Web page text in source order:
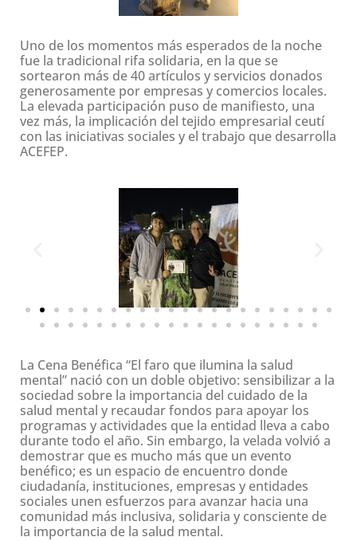
Uno de los momentos más esperados de la noche
fue la tradicional rifa solidaria, en la que se
sortearon más de 40 artículos y servicios donados
generosamente por empresas y comercios locales.
La elevada participación puso de manifiesto, una
vez más, la implicación del tejido empresarial ceutí
con las iniciativas sociales y el trabajo que desarrolla
ACEFEP.
La Cena Benéfica “El faro que ilumina la salud
mental” nació con un doble objetivo: sensibilizar a la
sociedad sobre la importancia del cuidado de la
salud mental y recaudar fondos para apoyar los
programas y actividades que la entidad lleva a cabo
durante todo el año. Sin embargo, la velada volvió a
demostrar que es mucho más que un evento
benéfico; es un espacio de encuentro donde
ciudadanía, instituciones, empresas y entidades
sociales unen esfuerzos para avanzar hacia una
comunidad más inclusiva, solidaria y consciente de
la importancia de la salud mental.